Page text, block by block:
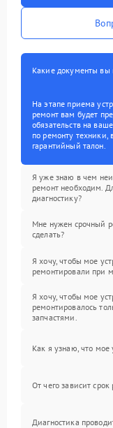
Какие документы вы
На этапе приема
ремонт вам будет
обязательств на
по ремонту техники,
гарантийный талон.
Я уже знаю в чем
ремонт необходим.
диагностику?
Мне нужен срочный
сделать?
Я хочу, чтобы мое
ремонтировали при
Я хочу, чтобы мое
ремонтировалось
запчастями.
Как я узнаю, что мое
От чего зависит
Диагностика